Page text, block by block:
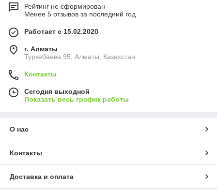
Рейтинг не сформирован
Менее 5 отзывов за последний год
Работает с 15.02.2020
г. Алматы
Туркебаева 95, Алматы, Казахстан
Контакты
Сегодня выходной
Показать весь график работы
О нас
Контакты
Доставка и оплата